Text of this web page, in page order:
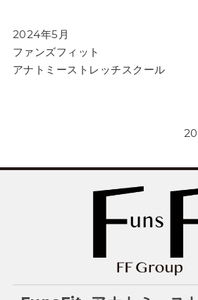
2024年5月
ファンズフィット
アナトミーストレッチスクール